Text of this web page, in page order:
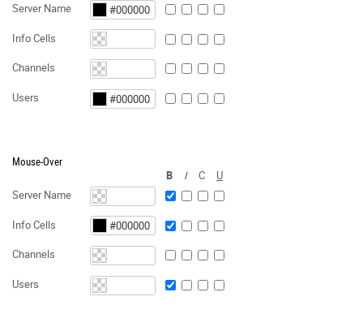
Server Name
Info Cells
Channels
Users
Mouse-Over
B
I C
U
Server Name
Info Cells
Channels
Users